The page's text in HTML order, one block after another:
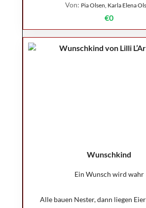
Von: Pia Olsen, Karla Elena
€0
Wunschkind
Ein Wunsch wird wahr
Alle bauen Nester, dann liegen